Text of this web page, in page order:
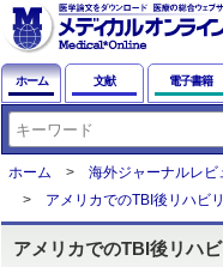
ホーム 文献 電子書籍
ホーム
海外ジャーナルレビ
アメリカでのTBI後リハビ
アメリカでのTBI後リハ